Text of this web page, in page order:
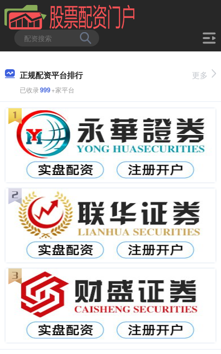
正规配资平台排行
已收录999+家平台
更多